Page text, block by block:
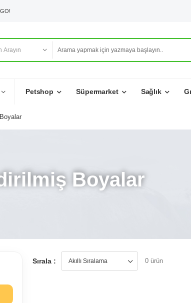
Petshop Süpermarket Sağlık
Boyalar
Sırala : 0 ürün